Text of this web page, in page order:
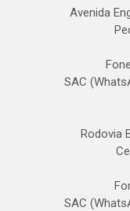
Avenida
SAC
Rodovia
SAC